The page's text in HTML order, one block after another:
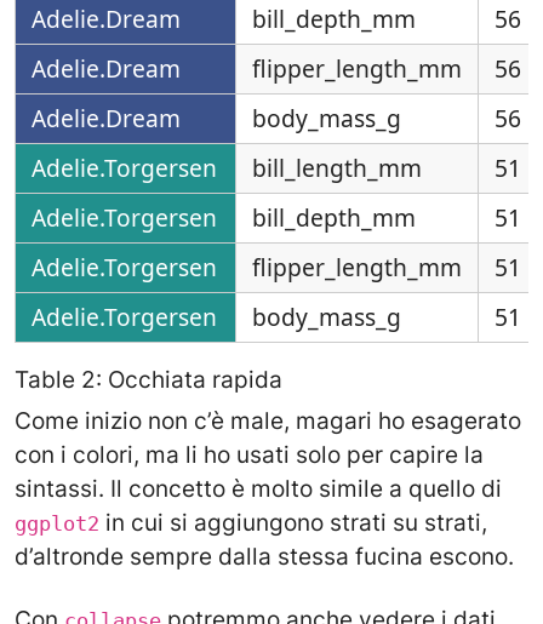
Adelie.Dream
bill_depth_mm
56
Adelie.Dream
flipper_length_mm
56
Adelie.Dream
body_mass_g
56
Adelie.Torgersen
bill_length_mm
51
Adelie.Torgersen
bill_depth_mm
51
Adelie.Torgersen
flipper_length_mm
51
Adelie.Torgersen
body_mass_g 51
Table 2: Occhiata rapida
Come inizio non c’è male, magari ho esagerato
con i colori, ma li ho usati solo per capire la
sintassi. Il concetto è molto simile a quello di
ggplot2 in cui si aggiungono strati su strati,
d’altronde sempre dalla stessa fucina escono.